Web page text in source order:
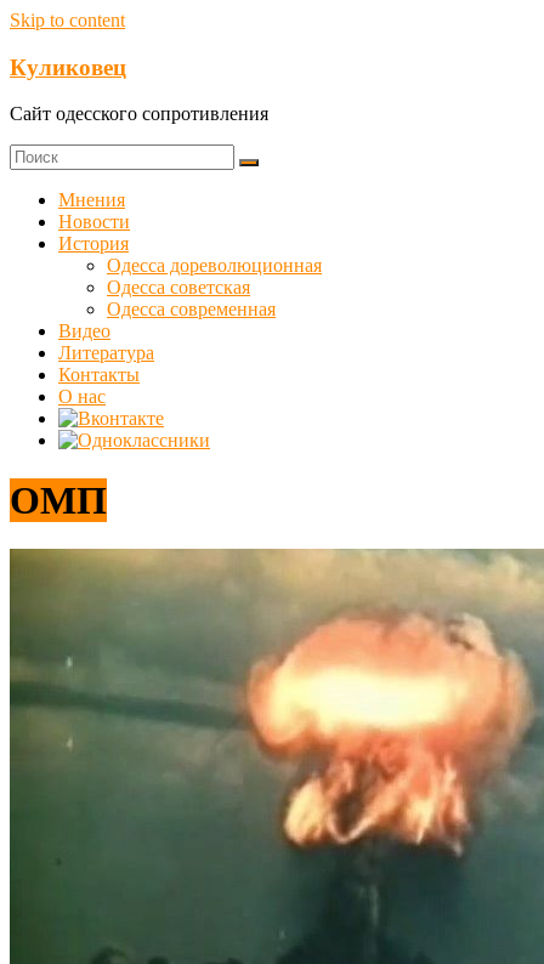
Skip to content
Куликовец
Сайт одесского сопротивления
Мнения
Новости
История
Одесса дореволюционная
Одесса советская
Одесса современная
Видео
Литература
Контакты
О нас
ОМП